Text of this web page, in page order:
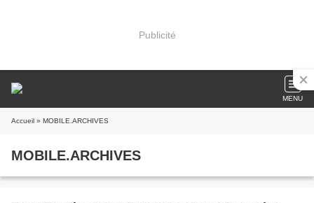
Publicité
MENU
Accueil » MOBILE.ARCHIVES
MOBILE.ARCHIVES